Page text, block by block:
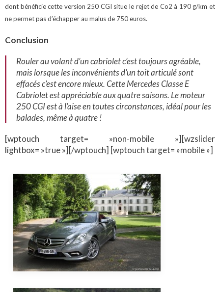
dont bénéficie cette version 250 CGI situe le rejet de Co2 à 190 g/km et
ne permet pas d’échapper au malus de 750 euros.
Conclusion
Rouler au volant d’un cabriolet c’est toujours agréable,
mais lorsque les inconvénients d’un toit articulé sont
effacés c’est encore mieux. Cette Mercedes Classe E
Cabriolet est appréciable aux quatre saisons. Le moteur
250 CGI est à l’aise en toutes circonstances, idéal pour les
balades, même à quatre !
[wptouch target= »non-mobile »][wzslider
lightbox= »true »][/wptouch] [wptouch target= »mobile »]